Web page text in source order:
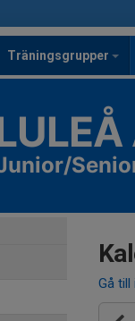
Träningsgrupper
Gå till